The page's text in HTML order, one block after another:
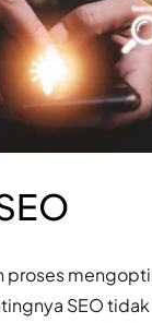
proses
SEO